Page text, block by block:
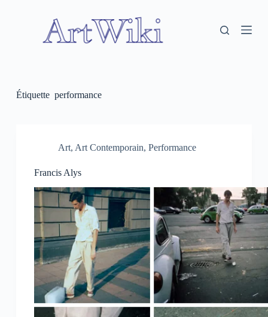
Étiquette performance
Art, Art Contemporain, Performance
Francis Alys